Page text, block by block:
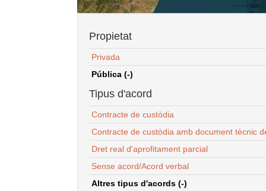
Propietat
Privada
Pública (-)
Tipus d'acord
Contracte de custòdia
Contracte de custòdia amb document tècnic
Dret real d'aprofitament parcial
Sense acord/Acord verbal
Altres tipus d'acords (-)